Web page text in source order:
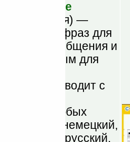
Voice
(шареварная) —
фраз для
общения и
для
переводит с
из 11
в любых
немецкий,
русский,